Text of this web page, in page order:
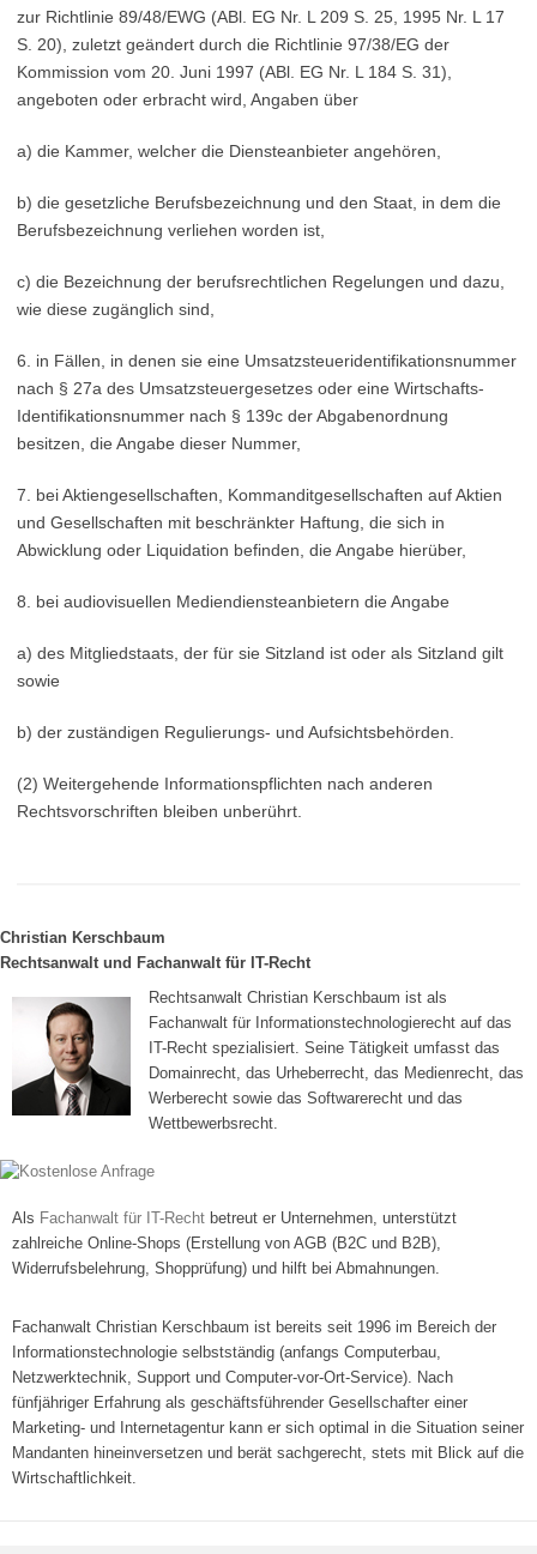
zur Richtlinie 89/48/EWG (ABl. EG Nr. L 209 S. 25, 1995 Nr. L 17
S. 20), zuletzt geändert durch die Richtlinie 97/38/EG der
Kommission vom 20. Juni 1997 (ABl. EG Nr. L 184 S. 31),
angeboten oder erbracht wird, Angaben über
a) die Kammer, welcher die Diensteanbieter angehören,
b) die gesetzliche Berufsbezeichnung und den Staat, in dem die
Berufsbezeichnung verliehen worden ist,
c) die Bezeichnung der berufsrechtlichen Regelungen und dazu,
wie diese zugänglich sind,
6. in Fällen, in denen sie eine Umsatzsteueridentifikationsnummer
nach § 27a des Umsatzsteuergesetzes oder eine Wirtschafts-
Identifikationsnummer nach § 139c der Abgabenordnung
besitzen, die Angabe dieser Nummer,
7. bei Aktiengesellschaften, Kommanditgesellschaften auf Aktien
und Gesellschaften mit beschränkter Haftung, die sich in
Abwicklung oder Liquidation befinden, die Angabe hierüber,
8. bei audiovisuellen Mediendiensteanbietern die Angabe
a) des Mitgliedstaats, der für sie Sitzland ist oder als Sitzland gilt
sowie
b) der zuständigen Regulierungs- und Aufsichtsbehörden.
(2) Weitergehende Informationspflichten nach anderen
Rechtsvorschriften bleiben unberührt.
Christian Kerschbaum
Rechtsanwalt und Fachanwalt für IT-Recht
Rechtsanwalt Christian Kerschbaum ist als
Fachanwalt für Informationstechnologierecht auf das
IT-Recht spezialisiert. Seine Tätigkeit umfasst das
Domainrecht, das Urheberrecht, das Medienrecht, das
Werberecht sowie das Softwarerecht und das
Wettbewerbsrecht.
Als Fachanwalt für IT-Recht betreut er Unternehmen, unterstützt
zahlreiche Online-Shops (Erstellung von AGB (B2C und B2B),
Widerrufsbelehrung, Shopprüfung) und hilft bei Abmahnungen.
Fachanwalt Christian Kerschbaum ist bereits seit 1996 im Bereich der
Informationstechnologie selbstständig (anfangs Computerbau,
Netzwerktechnik, Support und Computer-vor-Ort-Service). Nach
fünfjähriger Erfahrung als geschäftsführender Gesellschafter einer
Marketing- und Internetagentur kann er sich optimal in die Situation seiner
Mandanten hineinversetzen und berät sachgerecht, stets mit Blick auf die
Wirtschaftlichkeit.